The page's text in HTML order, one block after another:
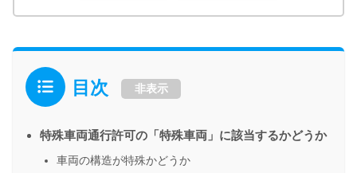
目次 非表示
特殊車両通行許可の「特殊車両」に該当するかどうか
車両の構造が特殊かどうか